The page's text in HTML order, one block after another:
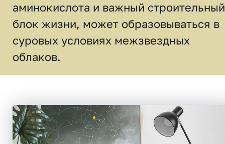
аминокислота и важный строительный
блок жизни, может образовываться в
суровых условиях межзвездных
облаков.